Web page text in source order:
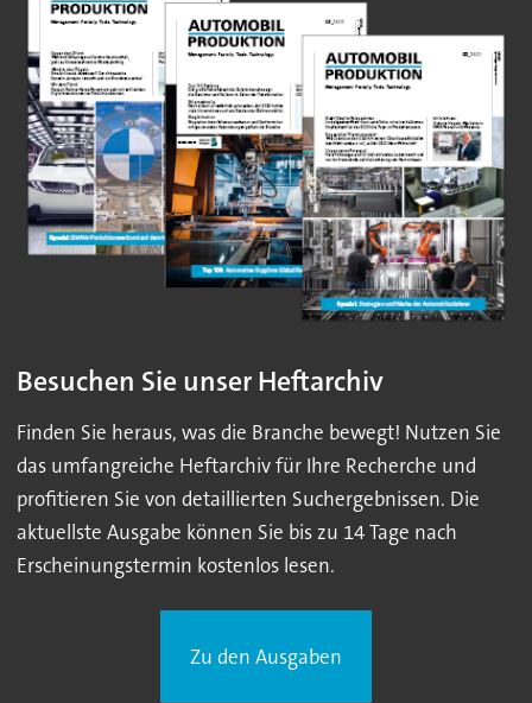
Besuchen Sie unser Heftarchiv
Finden Sie heraus, was die Branche bewegt! Nutzen Sie
das umfangreiche Heftarchiv für Ihre Recherche und
profitieren Sie von detaillierten Suchergebnissen. Die
aktuellste Ausgabe können Sie bis zu 14 Tage nach
Erscheinungstermin kostenlos lesen.
Zu den Ausgaben